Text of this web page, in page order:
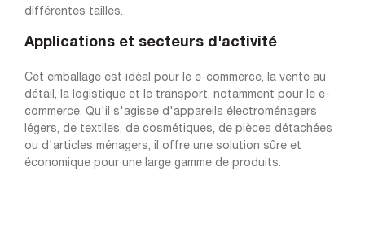
différentes tailles.
Applications et secteurs d'activité
Cet emballage est idéal pour le e-commerce, la vente au
détail, la logistique et le transport, notamment pour le e-
commerce. Qu'il s'agisse d'appareils électroménagers
légers, de textiles, de cosmétiques, de pièces détachées
ou d'articles ménagers, il offre une solution sûre et
économique pour une large gamme de produits.